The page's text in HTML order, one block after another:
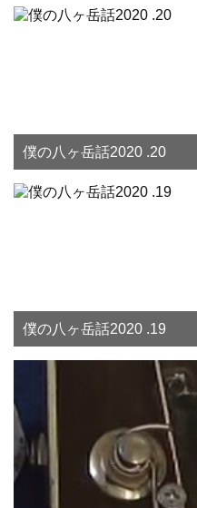
僕の八ヶ岳話2020 .20
僕の八ヶ岳話2020 .19